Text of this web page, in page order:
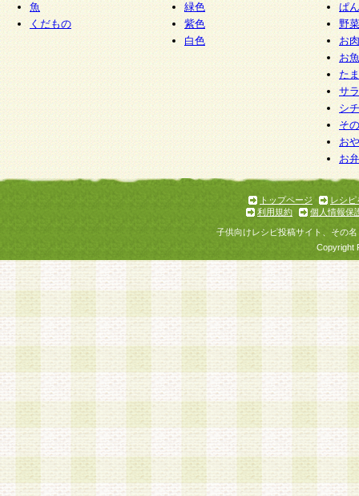
報の利用目的の通知・開示・内容の訂正・追加
停止・消去及び第三者への提供の禁止（以下、
といいます。）に応じます。
開示等に応じる窓口は以下になります。
ぱくすく食堂個人情報お客様相談窓口 paku-
m
個人情報を与えることは任意ですが、個人情報
意をいただけない場合には、当社のサービスの
お問い合わせ・ご相談への対応ができない場合
魚
くだもの
緑色
紫色
白色
ぱん
野
お
お
た
サ
シ
そ
お
お
トップページ
レシピ
利用規約
個人情報保
子供向けレシピ投稿サイト、その
Copyright